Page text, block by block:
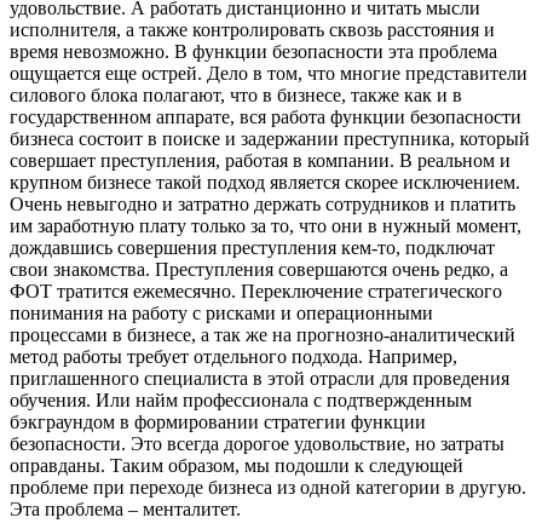
удовольствие. А работать дистанционно и читать мысли
исполнителя, а также контролировать сквозь расстояния и
время невозможно. В функции безопасности эта проблема
ощущается еще острей. Дело в том, что многие представители
силового блока полагают, что в бизнесе, также как и в
государственном аппарате, вся работа функции безопасности
бизнеса состоит в поиске и задержании преступника, который
совершает преступления, работая в компании. В реальном и
крупном бизнесе такой подход является скорее исключением.
Очень невыгодно и затратно держать сотрудников и платить
им заработную плату только за то, что они в нужный момент,
дождавшись совершения преступления кем-то, подключат
свои знакомства. Преступления совершаются очень редко, а
ФОТ тратится ежемесячно. Переключение стратегического
понимания на работу с рисками и операционными
процессами в бизнесе, а так же на прогнозно-аналитический
метод работы требует отдельного подхода. Например,
приглашенного специалиста в этой отрасли для проведения
обучения. Или найм профессионала с подтвержденным
бэкграундом в формировании стратегии функции
безопасности. Это всегда дорогое удовольствие, но затраты
оправданы. Таким образом, мы подошли к следующей
проблеме при переходе бизнеса из одной категории в другую.
Эта проблема – менталитет.